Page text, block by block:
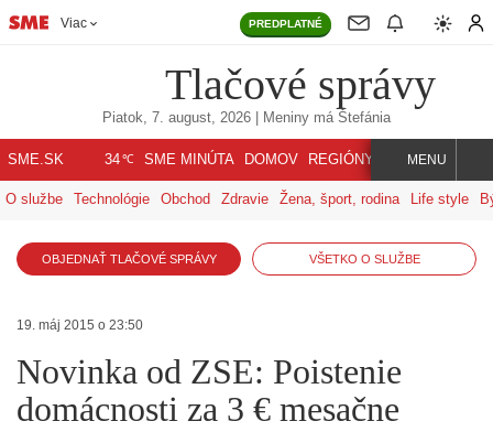
Viac PREDPLATNÉ
Tlačové správy
Piatok, 7. august, 2026 | Meniny má Štefánia
SME.SK 34℃ SME MINÚTA DOMOV REGIÓNY INDEX SVET
MENU
O službe Technológie Obchod Zdravie Žena, šport, rodina Life style
OBJEDNAŤ TLAČOVÉ SPRÁVY VŠETKO O SLUŽBE
19. máj 2015 o 23:50
Novinka od ZSE: Poistenie
domácnosti za 3 € mesačne